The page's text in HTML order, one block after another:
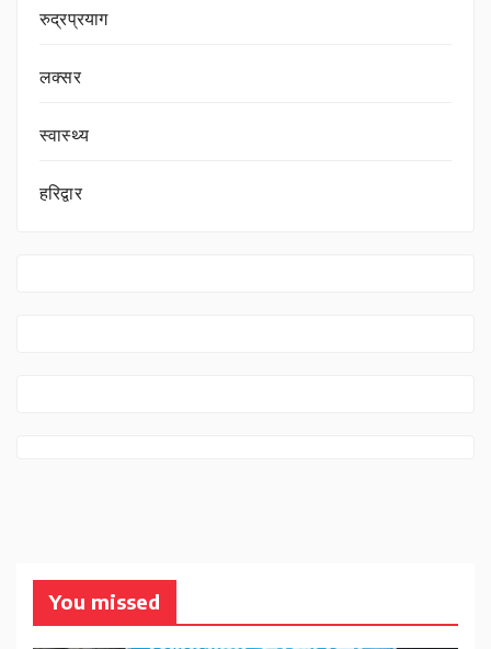
रुद्रप्रयाग
लक्सर
स्वास्थ्य
हरिद्वार
You missed